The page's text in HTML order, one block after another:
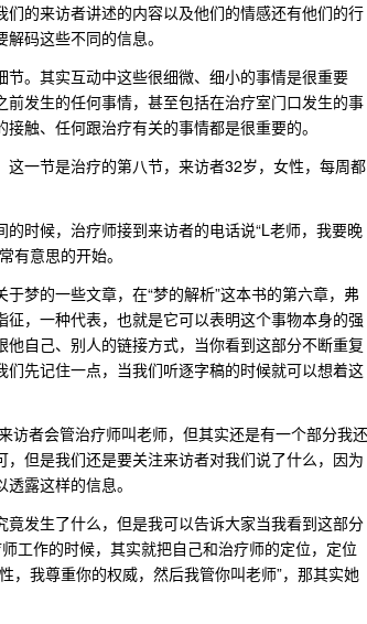
的来访者讲述的内容以及他们的情感还有他们的行
码这些不同的信息。
。其实互动中这些很细微、细小的事情是很重要
发生的任何事情，甚至包括在治疗室门口发生的事
触、任何跟治疗有关的事情都是很重要的。
一节是治疗的第八节，来访者32岁，女性，每周都
时候，治疗师接到来访者的电话说“L老师，我要晚
有意思的开始。
梦的一些文章，在“梦的解析”这本书的第六章，弗
，一种代表，也就是它可以表明这个事物本身的强
自己、别人的链接方式，当你看到这部分不断重复
先记住一点，当我们听逐字稿的时候就可以想着这
访者会管治疗师叫老师，但其实还是有一个部分我还
但是我们还是要关注来访者对我们说了什么，因为
露这样的信息。
发生了什么，但是我可以告诉大家当我看到这部分
工作的时候，其实就把自己和治疗师的定位，定位
，我尊重你的权威，然后我管你叫老师”，那其实她